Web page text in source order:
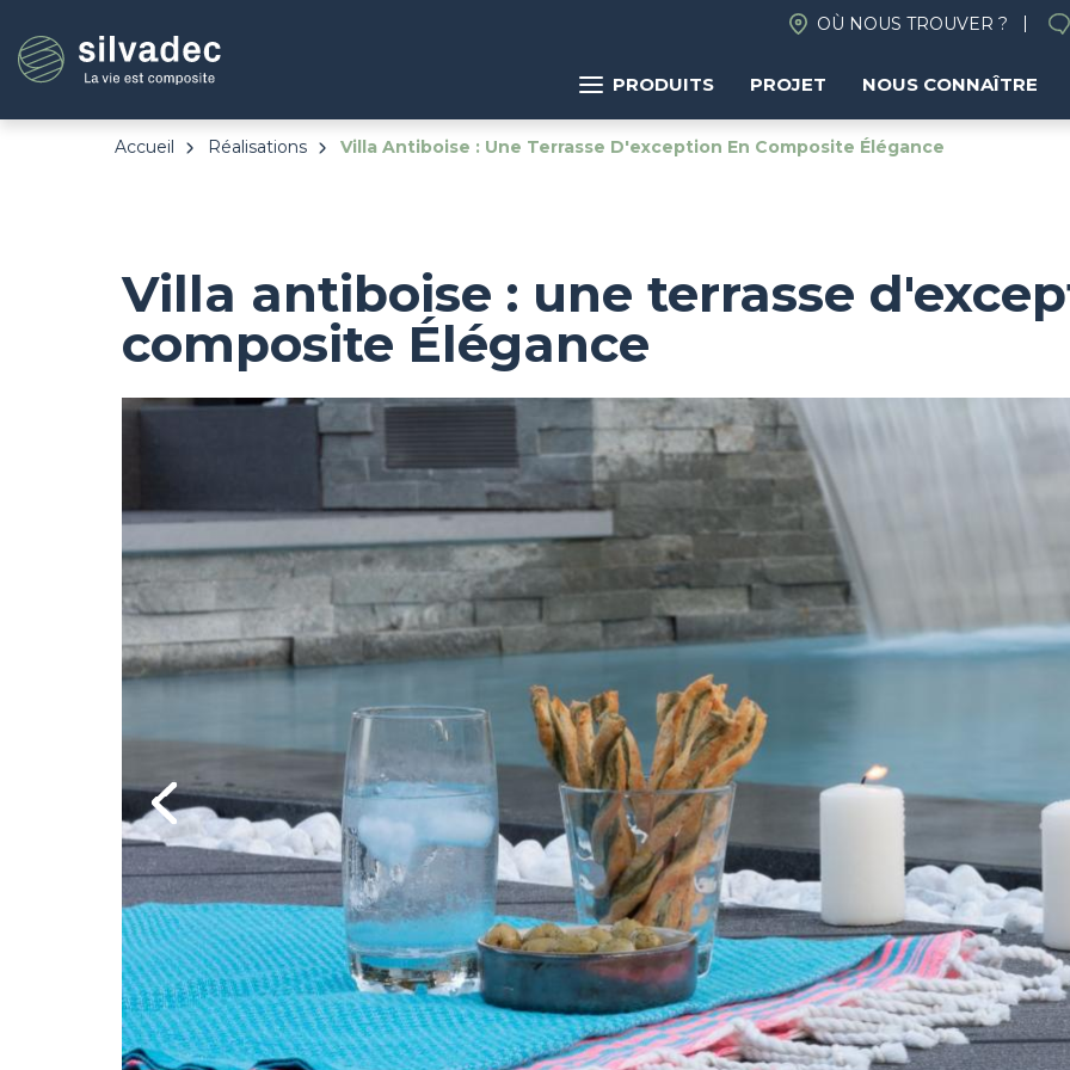
au
contenu
principal
OÙ NOUS TROUVER ?
PRODUITS PROJET NOUS CONNAÎTRE
Accueil Réalisations Villa Antiboise : Une Terrasse D'exception En Composite Élégance
Villa antiboise : une terrasse
composite Élégance
Previous
Image